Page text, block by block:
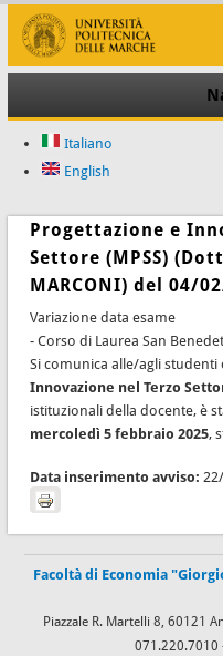
Italiano
English
Progettazione e
Settore (MPSS)
MARCONI) del 04/
Variazione data esame
- Corso di Laurea San
Si comunica alle/agli studenti
Innovazione nel Terzo
istituzionali della docente, è
mercoledì 5 febbraio 2025,
Data inserimento avviso:
Facoltà di Economia
Piazzale R. Martelli 8, 60121
071.220.7010